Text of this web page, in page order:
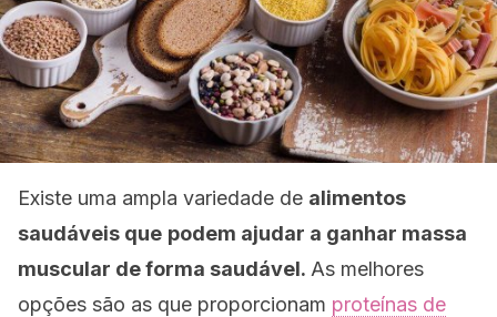
Existe uma ampla variedade de alimentos
saudáveis que podem ajudar a ganhar massa
muscular de forma saudável. As melhores
opções são as que proporcionam proteínas de